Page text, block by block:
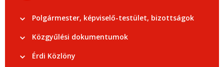
Polgármester, képviselő-testület, bizottságok
Közgyűlési dokumentumok
Érdi Közlöny